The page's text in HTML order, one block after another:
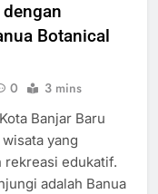
Botanical
0 3 mins
Banjar Baru
yang
rekreasi edukatif.
adalah Banua